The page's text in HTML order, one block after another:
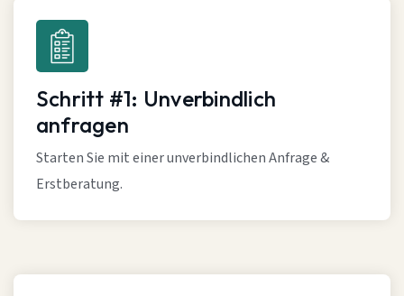
Schritt #1: Unverbindlich
anfragen
Starten Sie mit einer unverbindlichen Anfrage &
Erstberatung.